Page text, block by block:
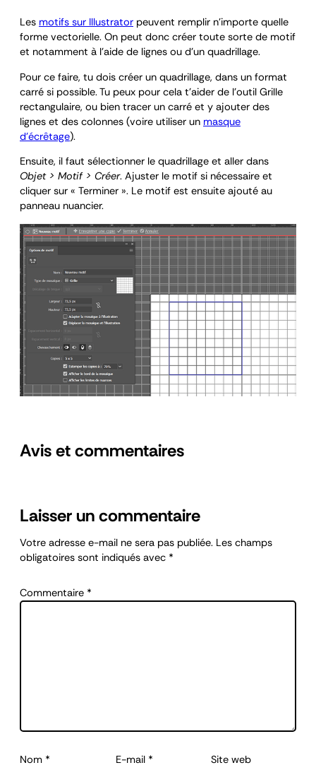
Les motifs sur Illustrator peuvent remplir n’importe quelle
forme vectorielle. On peut donc créer toute sorte de motif
et notamment à l’aide de lignes ou d’un quadrillage.
Pour ce faire, tu dois créer un quadrillage, dans un format
carré si possible. Tu peux pour cela t’aider de l’outil Grille
rectangulaire, ou bien tracer un carré et y ajouter des
lignes et des colonnes (voire utiliser un masque
d’écrêtage).
Ensuite, il faut sélectionner le quadrillage et aller dans
Objet > Motif > Créer. Ajuster le motif si nécessaire et
cliquer sur « Terminer ». Le motif est ensuite ajouté au
panneau nuancier.
Avis et commentaires
Laisser un commentaire
Votre adresse e-mail ne sera pas publiée. Les champs
obligatoires sont indiqués avec *
Commentaire *
Nom * E-mail * Site web